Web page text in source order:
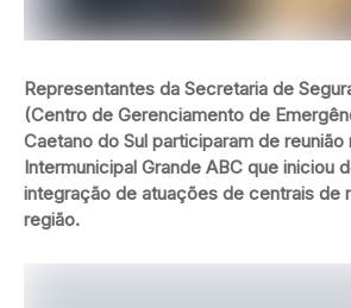
Representantes da Secretaria de
(Centro de Gerenciamento de
Caetano do Sul participaram de
Intermunicipal Grande ABC que iniciou
integração de atuações de centrais de
região.